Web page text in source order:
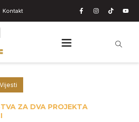
Kontakt
Vijesti
ZA DVA PROJEKTA